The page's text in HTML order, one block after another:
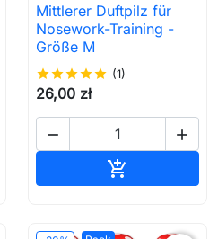
Mittlerer Duftpilz für
Nosework-Training -
Größe M
starstarstarstarstar (1)
26,00 zł
 
